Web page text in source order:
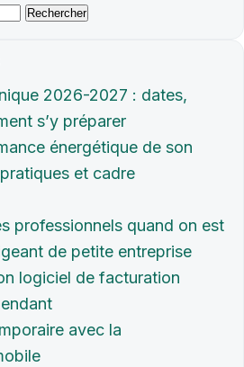
2026-2027 : dates,
s’y préparer
énergétique de son
et cadre
professionnels quand on est
de petite entreprise
logiciel de facturation
avec la